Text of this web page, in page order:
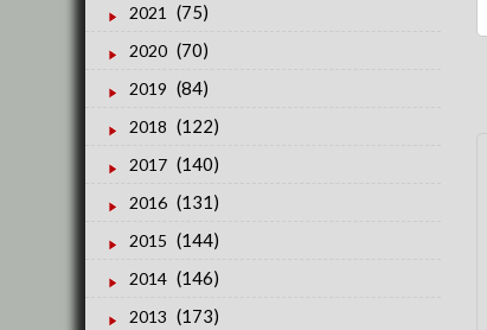
2021 (75)
2020 (70)
2019 (84)
2018 (122)
2017 (140)
2016 (131)
2015 (144)
2014 (146)
2013 (173)